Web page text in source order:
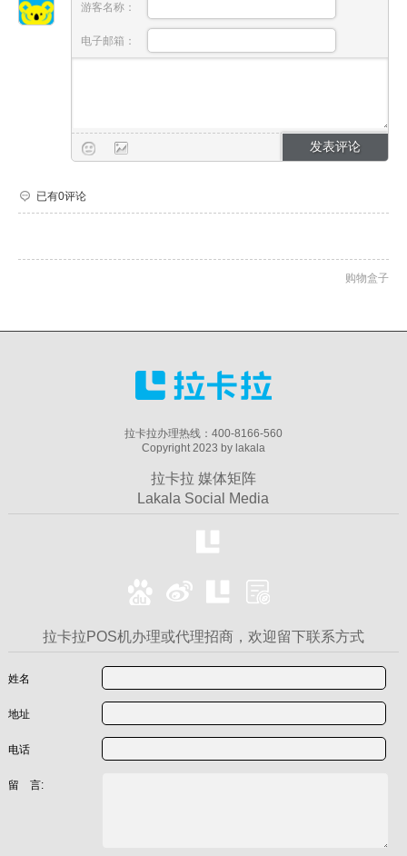
游客名称：
电子邮箱：
已有0评论
购物盒子
拉卡拉办理热线：400-8166-560
Copyright 2023 by lakala
拉卡拉 媒体矩阵
Lakala Social Media
拉卡拉POS机办理或代理招商，欢迎留下联系方式
姓名
地址
电话
留 言: